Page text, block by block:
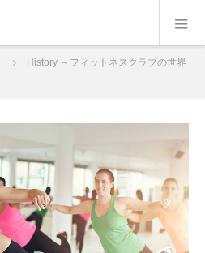
History ～フィットネスクラブの世界